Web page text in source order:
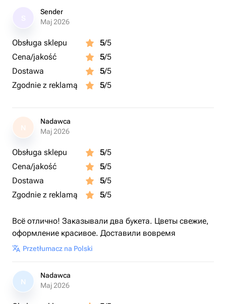
Sender
Maj 2026
Obsługa sklepu 5/5
Cena/jakość
5/5
Dostawa
5/5
Zgodnie z reklamą
5/5
N
Nadawca
Maj 2026
Obsługa sklepu 5/5
Cena/jakość
5/5
Dostawa
5/5
Zgodnie z reklamą
5/5
Всё отлично! Заказывали два букета. Цветы свежие,
оформление красивое. Доставили вовремя
Przetłumacz na Polski
N
Nadawca
Maj 2026